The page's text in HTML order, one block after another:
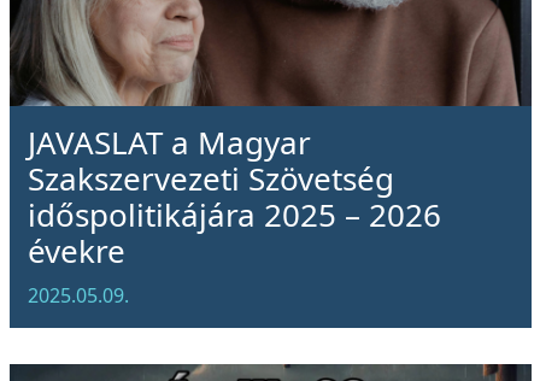
JAVASLAT a Magyar
Szakszervezeti Szövetség
időspolitikájára 2025 – 2026
évekre
2025.05.09.